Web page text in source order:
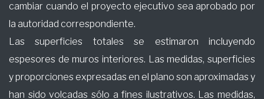
cambiar cuando el proyecto ejecutivo sea aprobado por
la autoridad correspondiente.
Las superficies totales se estimaron incluyendo
espesores de muros interiores. Las medidas, superficies
y proporciones expresadas en el plano son aproximadas y
han sido volcadas sólo a fines ilustrativos. Las medidas,